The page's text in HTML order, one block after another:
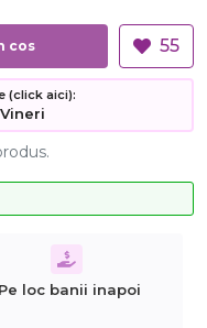
Adauga in cos 55
(click aici):
Pe loc banii inapoi